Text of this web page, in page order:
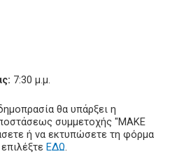
7:30 μ.μ.
θα υπάρξει η
συμμετοχής "MAKE
ή να εκτυπώσετε τη φόρμα
ΕΔΩ.